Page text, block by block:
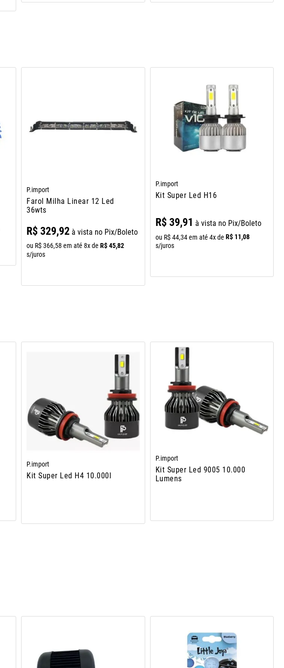
P.import
Farol Milha Linear 12 Led
36wts
R$ 329,92 à vista no Pix/Boleto
ou R$366,58 em até 8x de R$45,82
s/juros
P.import
Kit Super Led H16
R$ 39,91 à vista no Pix/Boleto
ou R$ 44,34 em até 4x de R$ 11,08
s/juros
P.import
Kit Super Led H4 10.000l
P.import
Kit Super Led 9005 10.000
Lumens